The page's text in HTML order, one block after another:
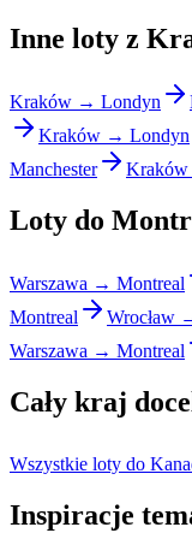
Inne loty z
Kraków → Londyn
Kraków → Londyn
Manchester
Loty do
Warszawa → Montreal
Montreal
Wrocław
Warszawa → Montreal
Cały kraj
Wszystkie loty do
Inspiracje